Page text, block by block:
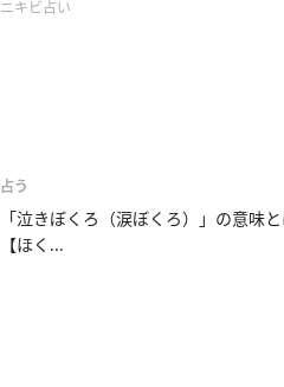
ニキビ占い
占う
「泣きぼくろ（涙ぼくろ）」の意
【ほく...